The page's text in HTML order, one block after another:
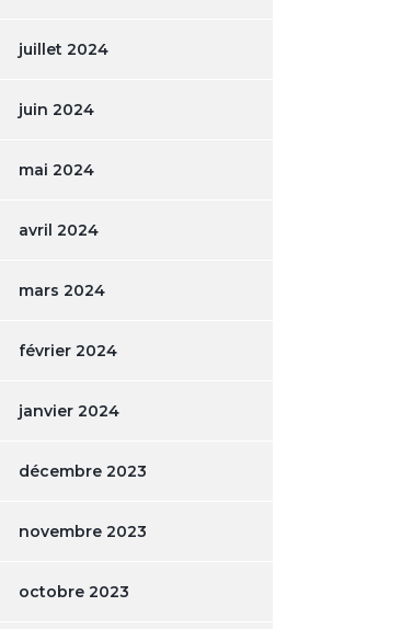
juillet 2024
juin 2024
mai 2024
avril 2024
mars 2024
février 2024
janvier 2024
décembre 2023
novembre 2023
octobre 2023